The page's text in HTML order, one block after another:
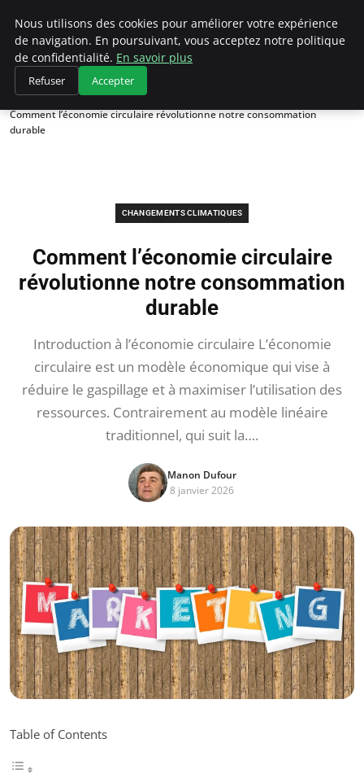
Climategatecountryclub.com
Accueil
Changements climatiques
Comment l’économie circulaire révolutionne notre consommation
durable
CHANGEMENTS CLIMATIQUES
Comment l’économie circulaire
révolutionne notre consommation
durable
Introduction à l’économie circulaire L’économie
circulaire est un modèle économique qui vise à
réduire le gaspillage et à maximiser l’utilisation des
ressources. Contrairement au modèle linéaire
traditionnel, qui suit la….
Manon Dufour
8 janvier 2026
Table of Contents
Nous utilisons des cookies pour améliorer votre expérience
de navigation. En poursuivant, vous acceptez notre politique
de confidentialité. En savoir plus
Refuser Accepter